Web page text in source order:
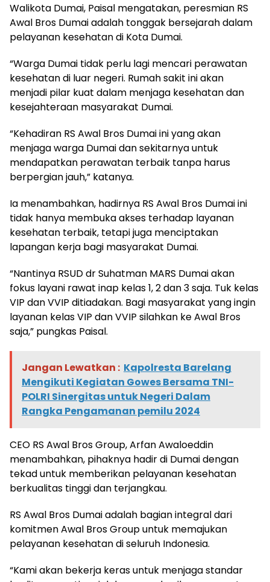
Walikota Dumai, Paisal mengatakan, peresmian RS
Awal Bros Dumai adalah tonggak bersejarah dalam
pelayanan kesehatan di Kota Dumai.
“Warga Dumai tidak perlu lagi mencari perawatan
kesehatan di luar negeri. Rumah sakit ini akan
menjadi pilar kuat dalam menjaga kesehatan dan
kesejahteraan masyarakat Dumai.
“Kehadiran RS Awal Bros Dumai ini yang akan
menjaga warga Dumai dan sekitarnya untuk
mendapatkan perawatan terbaik tanpa harus
berpergian jauh,” katanya.
Ia menambahkan, hadirnya RS Awal Bros Dumai ini
tidak hanya membuka akses terhadap layanan
kesehatan terbaik, tetapi juga menciptakan
lapangan kerja bagi masyarakat Dumai.
“Nantinya RSUD dr Suhatman MARS Dumai akan
fokus layani rawat inap kelas 1, 2 dan 3 saja. Tuk kelas
VIP dan VVIP ditiadakan. Bagi masyarakat yang ingin
layanan kelas VIP dan VVIP silahkan ke Awal Bros
saja,” pungkas Paisal.
Jangan Lewatkan : Kapolresta Barelang
Mengikuti Kegiatan Gowes Bersama TNI-
POLRI Sinergitas untuk Negeri Dalam
Rangka Pengamanan pemilu 2024
CEO RS Awal Bros Group, Arfan Awaloeddin
menambahkan, pihaknya hadir di Dumai dengan
tekad untuk memberikan pelayanan kesehatan
berkualitas tinggi dan terjangkau.
RS Awal Bros Dumai adalah bagian integral dari
komitmen Awal Bros Group untuk memajukan
pelayanan kesehatan di seluruh Indonesia.
“Kami akan bekerja keras untuk menjaga standar